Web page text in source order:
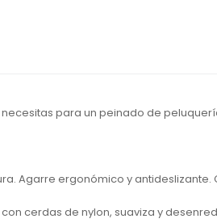
necesitas para un peinado de
Agarre ergonómico y antideslizante.
cerdas de nylon, suaviza y